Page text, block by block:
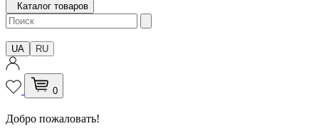
Каталог товаров
UA RU
0
Добро пожаловать!